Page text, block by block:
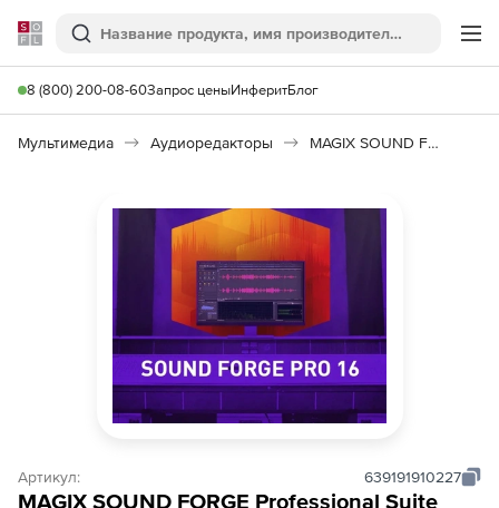
Softline
Поиск
8 (800) 200-08-60Запрос ценыИнферитБлог
Мультимедиа Аудиоредакторы MAGIX SOUND FORGE Professional
Артикул: 639191910227
MAGIX SOUND FORGE Professional Suite